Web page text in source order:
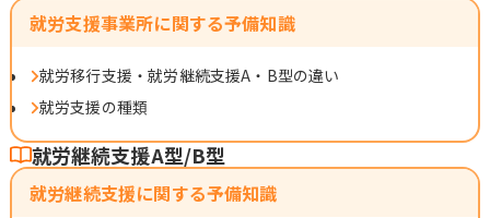
就労支援事業所に関する予備知識
就労移行支援・就労継続支援A・B型の違い
就労支援の種類
就労継続支援A型/B型
就労継続支援に関する予備知識